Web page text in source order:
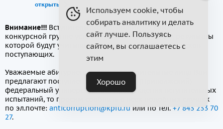
открыть
Внимание!!! Вступительные испытания по каждой
конкурсной группе установлены по приоритету, результаты
которой будут учитываться при ранжировании списков
поступающих.
Уважаемые абитуриенты, если подозрительные лица Вам
предлагают поступление в Казанский (Приволжский)
федеральный университет без прохождения вступительных
испытаний, то просим сообщать о всех подобных случаях
по эл.почте: anticorruption@kpfu.ru или по тел. +7 843 233 70
27.
Используем cookie, чтобы
собирать аналитику и делать
сайт лучше. Пользуясь
сайтом, вы соглашаетесь с
этим
Хорошо